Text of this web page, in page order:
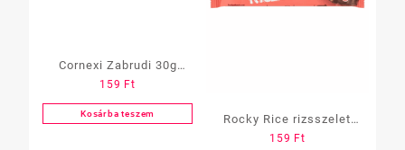
Cornexi Zabrudi 30g
Cukormentes
Sárgabarackos
159 Ft
Kosárba teszem
Rocky Rice rizsszelet
Narancsos-csokis
159 Ft